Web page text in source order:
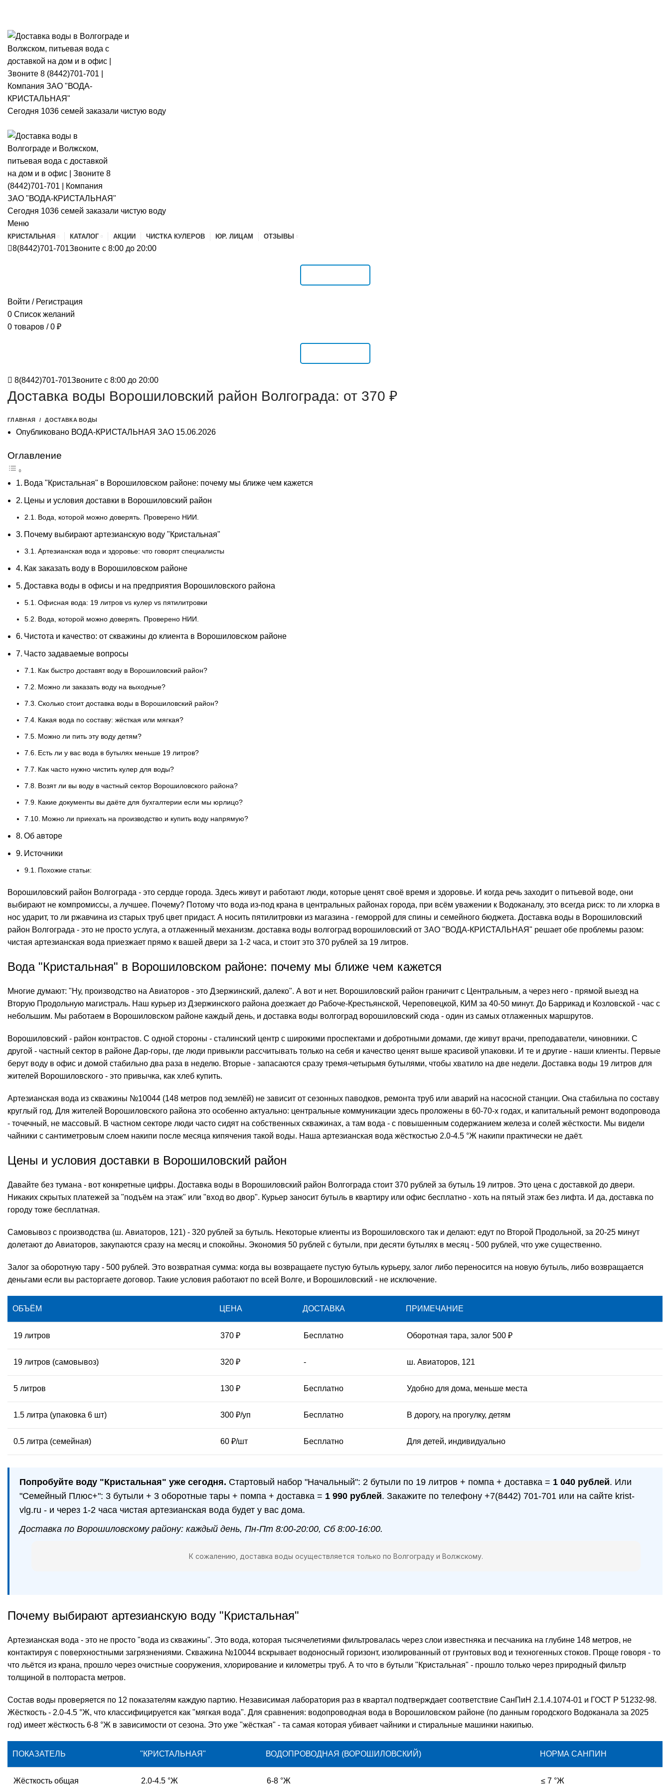
Сегодня 1036 семей заказали чистую воду
Сегодня 1036 семей заказали чистую воду
Меню
КРИСТАЛЬНАЯ КАТАЛОГ АКЦИИ ЧИСТКА КУЛЕРОВ ЮР. ЛИЦАМ ОТЗЫВЫ
8(8442)701-701Звоните с 8:00 до 20:00
Войти / Регистрация
0 Список желаний
0 товаров / 0 ₽
8(8442)701-701Звоните с 8:00 до 20:00
Доставка воды Ворошиловский район Волгограда: от 370 ₽
ГЛАВНАЯ ДОСТАВКА ВОДЫ
Опубликовано ВОДА-КРИСТАЛЬНАЯ ЗАО 15.06.2026
Оглавление
Вода "Кристальная" в Ворошиловском районе: почему мы ближе чем кажется
Цены и условия доставки в Ворошиловский район
Вода, которой можно доверять. Проверено НИИ.
Почему выбирают артезианскую воду "Кристальная"
Артезианская вода и здоровье: что говорят специалисты
Как заказать воду в Ворошиловском районе
Доставка воды в офисы и на предприятия Ворошиловского района
Офисная вода: 19 литров vs кулер vs пятилитровки
Вода, которой можно доверять. Проверено НИИ.
Чистота и качество: от скважины до клиента в Ворошиловском районе
Часто задаваемые вопросы
Как быстро доставят воду в Ворошиловский район?
Можно ли заказать воду на выходные?
Сколько стоит доставка воды в Ворошиловский район?
Какая вода по составу: жёсткая или мягкая?
Можно ли пить эту воду детям?
Есть ли у вас вода в бутылях меньше 19 литров?
Как часто нужно чистить кулер для воды?
Возят ли вы воду в частный сектор Ворошиловского района?
Какие документы вы даёте для бухгалтерии если мы юрлицо?
Можно ли приехать на производство и купить воду напрямую?
Об авторе
Источники
Похожие статьи:
Ворошиловский район Волгограда - это сердце города. Здесь живут и работают люди, которые ценят своё время и здоровье. И когда речь заходит о питьевой воде, они
выбирают не компромиссы, а лучшее. Почему? Потому что вода из-под крана в центральных районах города, при всём уважении к Водоканалу, это всегда риск: то ли хлорка в
нос ударит, то ли ржавчина из старых труб цвет придаст. А носить пятилитровки из магазина - геморрой для спины и семейного бюджета. Доставка воды в Ворошиловский
район Волгограда - это не просто услуга, а отлаженный механизм. доставка воды волгоград ворошиловский от ЗАО "ВОДА-КРИСТАЛЬНАЯ" решает обе проблемы разом:
чистая артезианская вода приезжает прямо к вашей двери за 1-2 часа, и стоит это 370 рублей за 19 литров.
Вода "Кристальная" в Ворошиловском районе: почему мы ближе чем кажется
Многие думают: "Ну, производство на Авиаторов - это Дзержинский, далеко". А вот и нет. Ворошиловский район граничит с Центральным, а через него - прямой выезд на
Вторую Продольную магистраль. Наш курьер из Дзержинского района доезжает до Рабоче-Крестьянской, Череповецкой, КИМ за 40-50 минут. До Баррикад и Козловской - час с
небольшим. Мы работаем в Ворошиловском районе каждый день, и доставка воды волгоград ворошиловский сюда - один из самых отлаженных маршрутов.
Ворошиловский - район контрастов. С одной стороны - сталинский центр с широкими проспектами и добротными домами, где живут врачи, преподаватели, чиновники. С
другой - частный сектор в районе Дар-горы, где люди привыкли рассчитывать только на себя и качество ценят выше красивой упаковки. И те и другие - наши клиенты. Первые
берут воду в офис и домой стабильно два раза в неделю. Вторые - запасаются сразу тремя-четырьмя бутылями, чтобы хватило на две недели. Доставка воды 19 литров для
жителей Ворошиловского - это привычка, как хлеб купить.
Артезианская вода из скважины №10044 (148 метров под землёй) не зависит от сезонных паводков, ремонта труб или аварий на насосной станции. Она стабильна по составу
круглый год. Для жителей Ворошиловского района это особенно актуально: центральные коммуникации здесь проложены в 60-70-х годах, и капитальный ремонт водопровода
- точечный, не массовый. В частном секторе люди часто сидят на собственных скважинах, а там вода - с повышенным содержанием железа и солей жёсткости. Мы видели
чайники с сантиметровым слоем накипи после месяца кипячения такой воды. Наша артезианская вода жёсткостью 2.0-4.5 °Ж накипи практически не даёт.
Цены и условия доставки в Ворошиловский район
Давайте без тумана - вот конкретные цифры. Доставка воды в Ворошиловский район Волгограда стоит 370 рублей за бутыль 19 литров. Это цена с доставкой до двери.
Никаких скрытых платежей за "подъём на этаж" или "вход во двор". Курьер заносит бутыль в квартиру или офис бесплатно - хоть на пятый этаж без лифта. И да, доставка по
городу тоже бесплатная.
Самовывоз с производства (ш. Авиаторов, 121) - 320 рублей за бутыль. Некоторые клиенты из Ворошиловского так и делают: едут по Второй Продольной, за 20-25 минут
долетают до Авиаторов, закупаются сразу на месяц и спокойны. Экономия 50 рублей с бутыли, при десяти бутылях в месяц - 500 рублей, что уже существенно.
Залог за оборотную тару - 500 рублей. Это возвратная сумма: когда вы возвращаете пустую бутыль курьеру, залог либо переносится на новую бутыль, либо возвращается
деньгами если вы расторгаете договор. Такие условия работают по всей Волге, и Ворошиловский - не исключение.
ОБЪЁМ ЦЕНА ДОСТАВКА ПРИМЕЧАНИЕ
19 литров 370 ₽ Бесплатно Оборотная тара, залог 500 ₽
19 литров (самовывоз) 320 ₽ - ш. Авиаторов, 121
5 литров 130 ₽ Бесплатно Удобно для дома, меньше места
1.5 литра (упаковка 6 шт) 300 ₽/уп Бесплатно В дорогу, на прогулку, детям
0.5 литра (семейная) 60 ₽/шт Бесплатно Для детей, индивидуально
Попробуйте воду "Кристальная" уже сегодня. Стартовый набор "Начальный": 2 бутыли по 19 литров + помпа + доставка = 1 040 рублей. Или
"Семейный Плюс+": 3 бутыли + 3 оборотные тары + помпа + доставка = 1 990 рублей. Закажите по телефону +7(8442) 701-701 или на сайте krist-
vlg.ru - и через 1-2 часа чистая артезианская вода будет у вас дома.
Доставка по Ворошиловскому району: каждый день, Пн-Пт 8:00-20:00, Сб 8:00-16:00.
К сожалению, доставка воды осуществляется только по Волгограду и Волжскому.
Почему выбирают артезианскую воду "Кристальная"
Артезианская вода - это не просто "вода из скважины". Это вода, которая тысячелетиями фильтровалась через слои известняка и песчаника на глубине 148 метров, не
контактируя с поверхностными загрязнениями. Скважина №10044 вскрывает водоносный горизонт, изолированный от грунтовых вод и техногенных стоков. Проще говоря - то
что льётся из крана, прошло через очистные сооружения, хлорирование и километры труб. А то что в бутыли "Кристальная" - прошло только через природный фильтр
толщиной в полтораста метров.
Состав воды проверяется по 12 показателям каждую партию. Независимая лаборатория раз в квартал подтверждает соответствие СанПиН 2.1.4.1074-01 и ГОСТ Р 51232-98.
Жёсткость - 2.0-4.5 °Ж, что классифицируется как "мягкая вода". Для сравнения: водопроводная вода в Ворошиловском районе (по данным городского Водоканала за 2025
год) имеет жёсткость 6-8 °Ж в зависимости от сезона. Это уже "жёсткая" - та самая которая убивает чайники и стиральные машинки накипью.
ПОКАЗАТЕЛЬ "КРИСТАЛЬНАЯ" ВОДОПРОВОДНАЯ (ВОРОШИЛОВСКИЙ) НОРМА САНПИН
Жёсткость общая 2.0-4.5 °Ж 6-8 °Ж ≤ 7 °Ж